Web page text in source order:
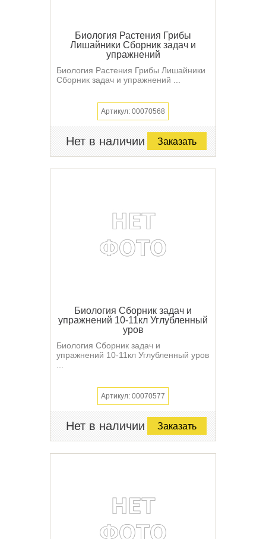
Биология Растения Грибы
Лишайники Сборник задач и
упражнений
Биология Растения Грибы Лишайники
Сборник задач и упражнений ...
Артикул: 00070568
Нет в наличии Заказать
Биология Сборник задач и
упражнений 10-11кл Углубленный
уров
Биология Сборник задач и
упражнений 10-11кл Углубленный уров
Артикул: 00070577
Нет в наличии Заказать